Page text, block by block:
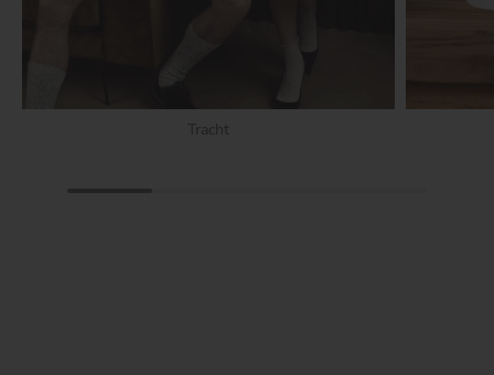
Tracht